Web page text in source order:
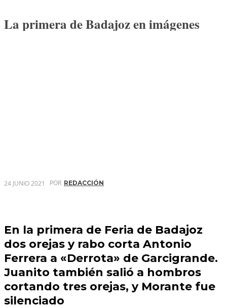
La primera de Badajoz en imágenes
24 JUNIO 2021 POR REDACCIÓN
En la primera de Feria de Badajoz
dos orejas y rabo corta Antonio
Ferrera a «Derrota» de Garcigrande.
Juanito también salió a hombros
cortando tres orejas, y Morante fue
silenciado